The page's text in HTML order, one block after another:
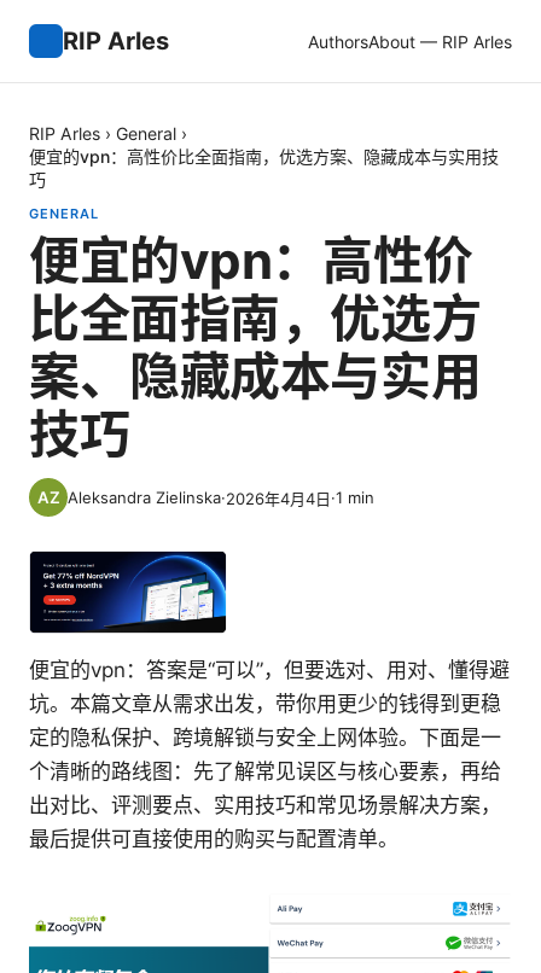
RIP Arles AuthorsAbout — RIP Arles
RIP Arles › General ›
便宜的vpn：高性价比全面指南，优选方案、隐藏成本与实用技
巧
GENERAL
便宜的vpn：高性价
比全面指南，优选方
案、隐藏成本与实用
技巧
Aleksandra Zielinska·2026年4月4日·1 min
便宜的vpn：答案是“可以”，但要选对、用对、懂得避
坑。本篇文章从需求出发，带你用更少的钱得到更稳
定的隐私保护、跨境解锁与安全上网体验。下面是一
个清晰的路线图：先了解常见误区与核心要素，再给
出对比、评测要点、实用技巧和常见场景解决方案，
最后提供可直接使用的购买与配置清单。